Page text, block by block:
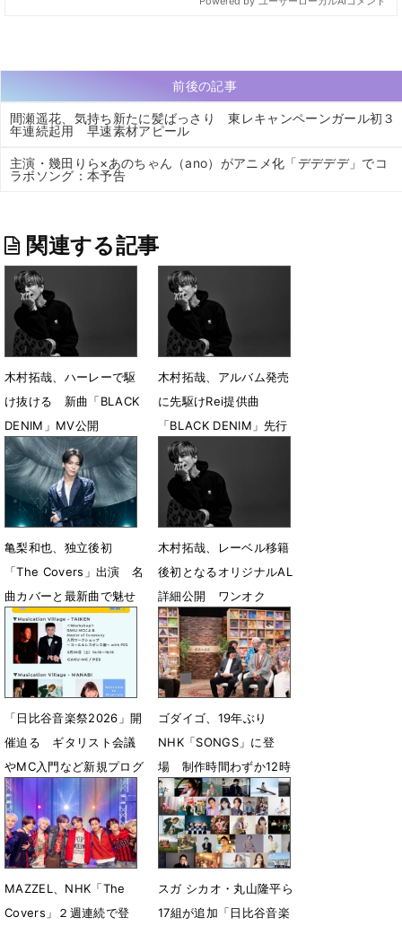
前後の記事
間瀬遥花、気持ち新たに髪ばっさり 東レキャンペーンガール初３
年連続起用 早速素材アピール
主演・幾田りら×あのちゃん（ano）がアニメ化「デデデデ」でコ
ラボソング：本予告
関連する記事
木村拓哉、ハーレーで駆
け抜ける 新曲「BLACK
DENIM」MV公開
7月23日 12時00分
木村拓哉、アルバム発売
に先駆けRei提供曲
「BLACK DENIM」先行
配信が決定
7月20日 22時57分
亀梨和也、独立後初
「The Covers」出演 名
曲カバーと最新曲で魅せ
る“今”の表情
6月23日 14時23分
木村拓哉、レーベル移籍
後初となるオリジナルAL
詳細公開 ワンオク
Taka、奥田民生らが楽曲
提供
6月19日 23時05分
「日比谷音楽祭2026」開
催迫る ギタリスト会議
やMC入門など新規プログ
ラム発表
5月23日 18時00分
ゴダイゴ、19年ぶり
NHK「SONGS」に登
場 制作時間わずか12時
間!?「銀河鉄道999」秘
話
5月7日 19時06分
MAZZEL、NHK「The
Covers」２週連続で登
スガ シカオ・丸山隆平ら
17組が追加「日比谷音楽